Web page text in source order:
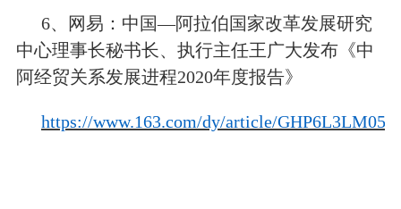
6、网易： 中国—阿拉伯国家改革发展研究
中心理事长秘书长、执行主任王广大发布《中
阿经贸关系发展进程2020年度报告》
https://www.163.com/dy/article/